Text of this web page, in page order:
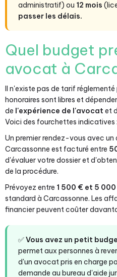
administratif) ou 12 mois
passer les délais.
Quel budget
avocat à
Il n'existe pas de tarif
honoraires sont libres et
de l'expérience de l'avocat et
Voici des fourchettes indicatives :
Un premier rendez-vous avec
Carcassonne est facturé entre
d'évaluer votre dossier et
de la procédure.
Prévoyez entre 1 500 € et 5
standard à Carcassonne. Les
financier peuvent coûter
✅Vous avez un petit
permet aux personnes à
d'un avocat pris en charge
demande au bureau d'aide